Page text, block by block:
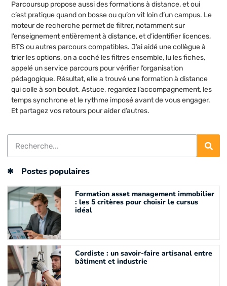
Parcoursup propose aussi des formations à distance, et oui
c’est pratique quand on bosse ou qu’on vit loin d’un campus. Le
moteur de recherche permet de filtrer, notamment sur
l’enseignement entièrement à distance, et d’identifier licences,
BTS ou autres parcours compatibles. J’ai aidé une collègue à
trier les options, on a coché les filtres ensemble, lu les fiches,
appelé un service parcours pour vérifier l’organisation
pédagogique. Résultat, elle a trouvé une formation à distance
qui colle à son boulot. Astuce, regardez l’accompagnement, les
temps synchrone et le rythme imposé avant de vous engager.
Et partagez vos retours pour aider d’autres.
Postes populaires
Formation asset management immobilier
: les 5 critères pour choisir le cursus
idéal
Cordiste : un savoir-faire artisanal entre
bâtiment et industrie